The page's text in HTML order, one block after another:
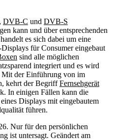
DVB-C und DVB-S
kann und über entsprechenden
es sich dabei um eine
für Consumer eingebaut
sind alle möglichen
integriert und es wird
Mit der Einführung von im
kehrt der BegriffFernsehgerät
In einigen Fällen kann die
Displays mit eingebautem
führen.
Nur für den persönlichen
ist untersagt. Geändert am